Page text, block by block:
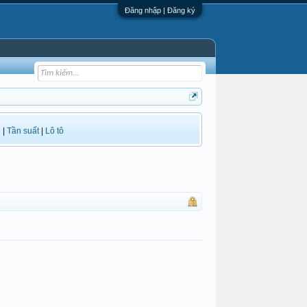
Đăng nhập | Đăng ký
Tần suất| Lô tô